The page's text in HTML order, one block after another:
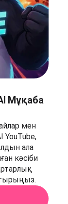
Мұқаба
мен
YouTube,
ала
кәсіби